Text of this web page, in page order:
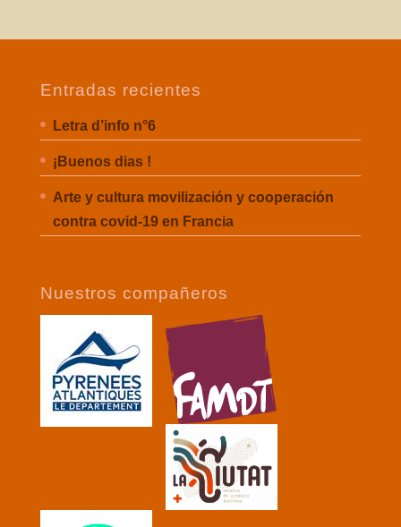
Entradas recientes
Letra d’info n°6
¡Buenos dias !
Arte y cultura movilización y cooperación
contra covid-19 en Francia
Nuestros compañeros